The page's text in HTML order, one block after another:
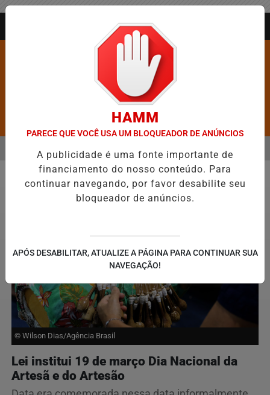
Pesquisar Notícia
MAIS VIOLENTAS DO BRASIL E CAI PARA A 6ª POSIÇÃO EM
EM ALTA
MENU
Economia
© Wilson Dias/Agência Brasil
Lei institui 19 de março Dia Nacional da
Artesã e do Artesão
HAMM
PARECE QUE VOCÊ USA UM BLOQUEADOR DE ANÚNCIOS
A publicidade é uma fonte importante de
financiamento do nosso conteúdo. Para
continuar navegando, por favor desabilite seu
bloqueador de anúncios.
APÓS DESABILITAR, ATUALIZE A PÁGINA PARA CONTINUAR SUA
NAVEGAÇÃO!